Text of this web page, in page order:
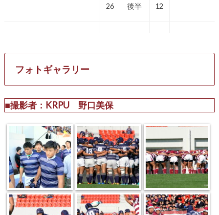
26 後半 12
フォトギャラリー
■撮影者：KRPU 野口美保